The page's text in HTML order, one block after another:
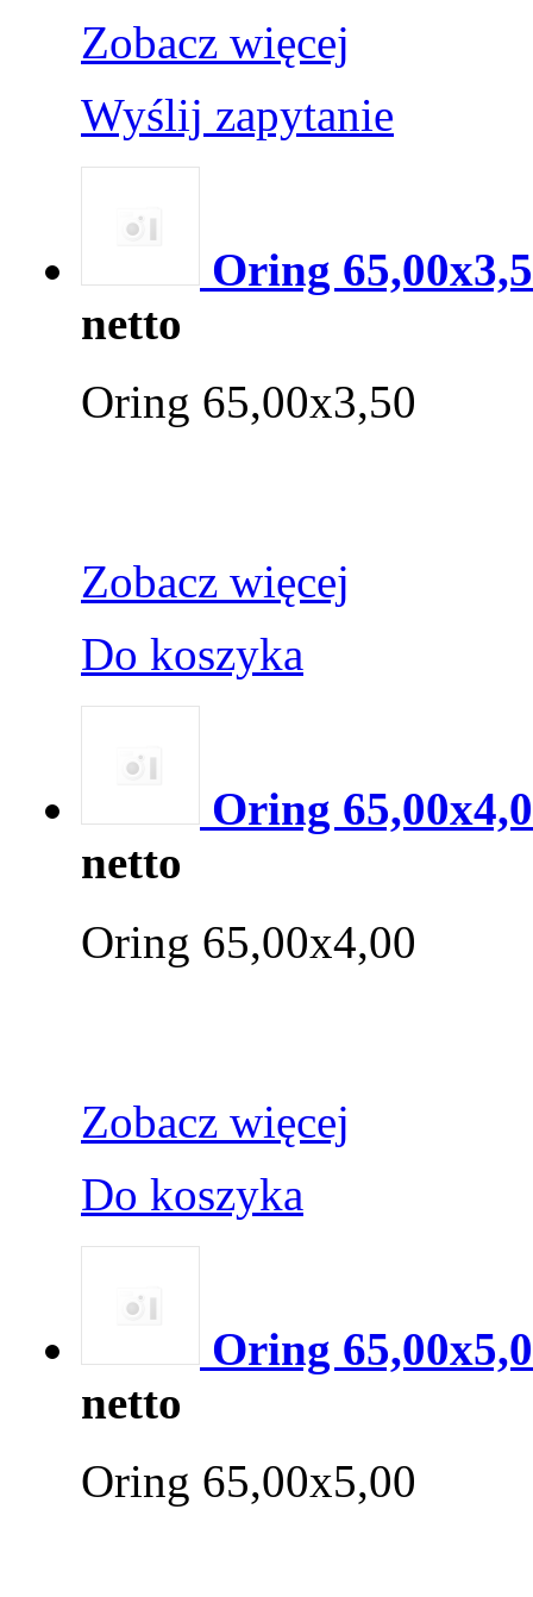
Zobacz więcej
Wyślij zapytanie
Oring
netto
Oring 65,00x3,50
Zobacz więcej
Do koszyka
Oring
netto
Oring 65,00x4,00
Zobacz więcej
Do koszyka
Oring
netto
Oring 65,00x5,00